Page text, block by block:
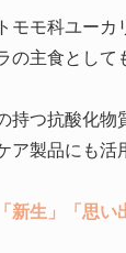
モモ科ユーカ
の主食として
持つ抗酸化物
ア製品にも活
「新生」 「思い